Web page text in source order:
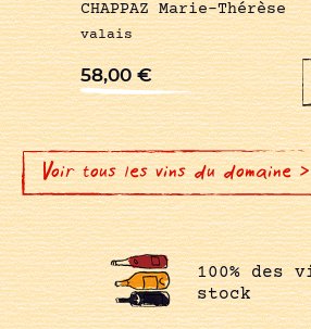
CHAPPAZ Marie-Thérèse
valais
58,00€
Voir tous les vins du domaine >
100% des
stock